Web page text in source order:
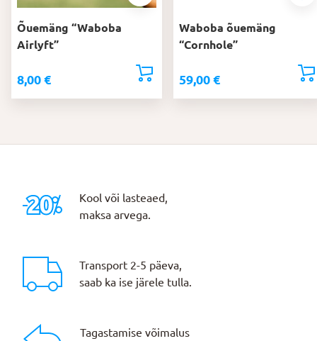
Õuemäng “Waboba
Airlyft”
8,00 €
Waboba õuemäng
“Cornhole”
59,00 €
Kool või lasteaed,
maksa arvega.
Transport 2-5 päeva,
saab ka ise järele tulla.
Tagastamise võimalus